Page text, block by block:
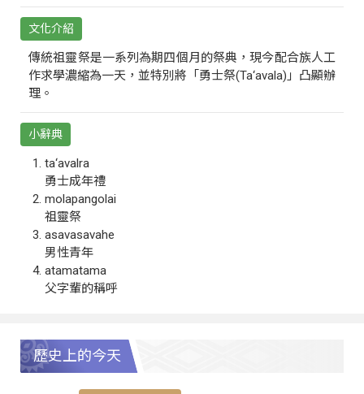
文化介紹
傳統祖靈祭是一系列為期四個月的祭典，現今配合族人工
作求學濃縮為一天，並特別將「勇士祭(Ta‘avala)」凸顯辦
理。
小辭典
ta‘avalra
勇士成年禮
molapangolai
祖靈祭
asavasavahe
男性青年
atamatama
父字輩的稱呼
歷史上的今天